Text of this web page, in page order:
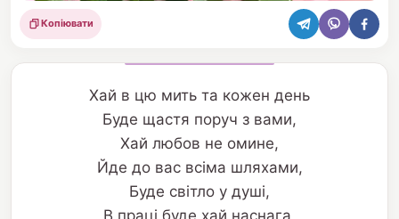
Поділитися
Копіювати
Хай в цю мить та кожен день
Буде щастя поруч з вами,
Хай любов не омине,
Йде до вас всіма шляхами,
Буде світло у душі,
В праці буде хай наснага,